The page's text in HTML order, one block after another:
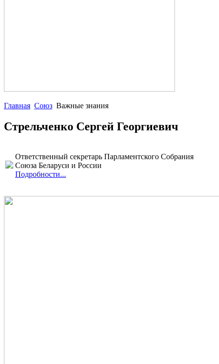
Главная Союз Важные знания
Стрельченко Сергей Георгиевич
Ответственный секретарь Парламентского Собрания
Союза Беларуси и России
Подробности...